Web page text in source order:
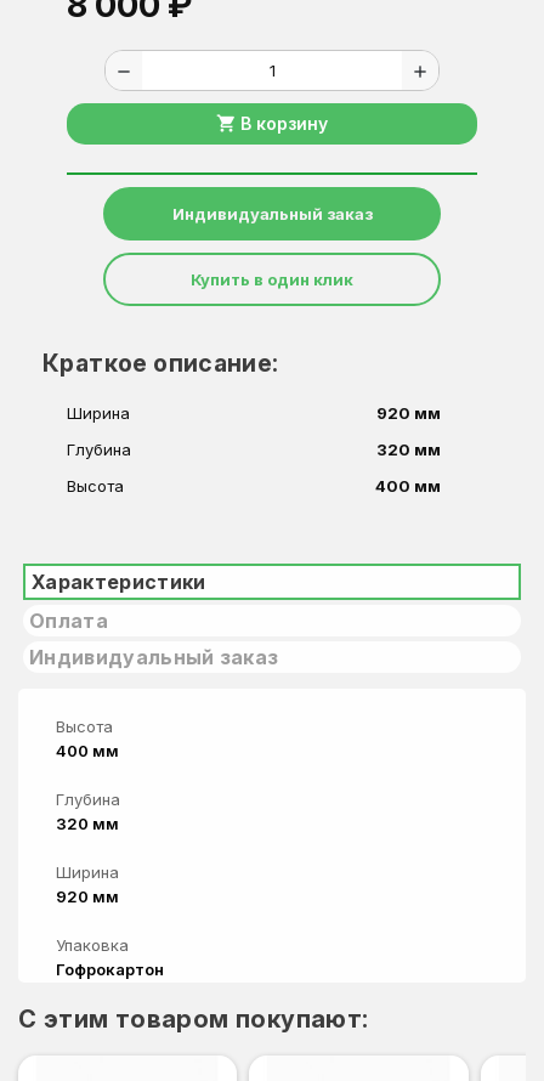
remove add
shopping_cart В корзину
Индивидуальный заказ
Купить в один клик
Краткое описание:
Ширина
920 мм
Глубина
320 мм
Высота
400 мм
Характеристики
Оплата
Индивидуальный заказ
Высота
400 мм
Глубина
320 мм
Ширина
920 мм
Упаковка
Гофрокартон
C этим товаром покупают: